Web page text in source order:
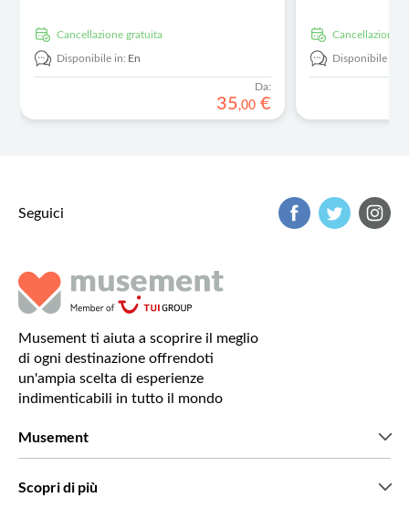
Cancellazione gratuita
Disponibile in: En
Da:
35,00 €
Cancellazione
Disponibile in:
Seguici
Musement ti aiuta a scoprire il meglio
di ogni destinazione offrendoti
un'ampia scelta di esperienze
indimenticabili in tutto il mondo
Musement
Scopri di più